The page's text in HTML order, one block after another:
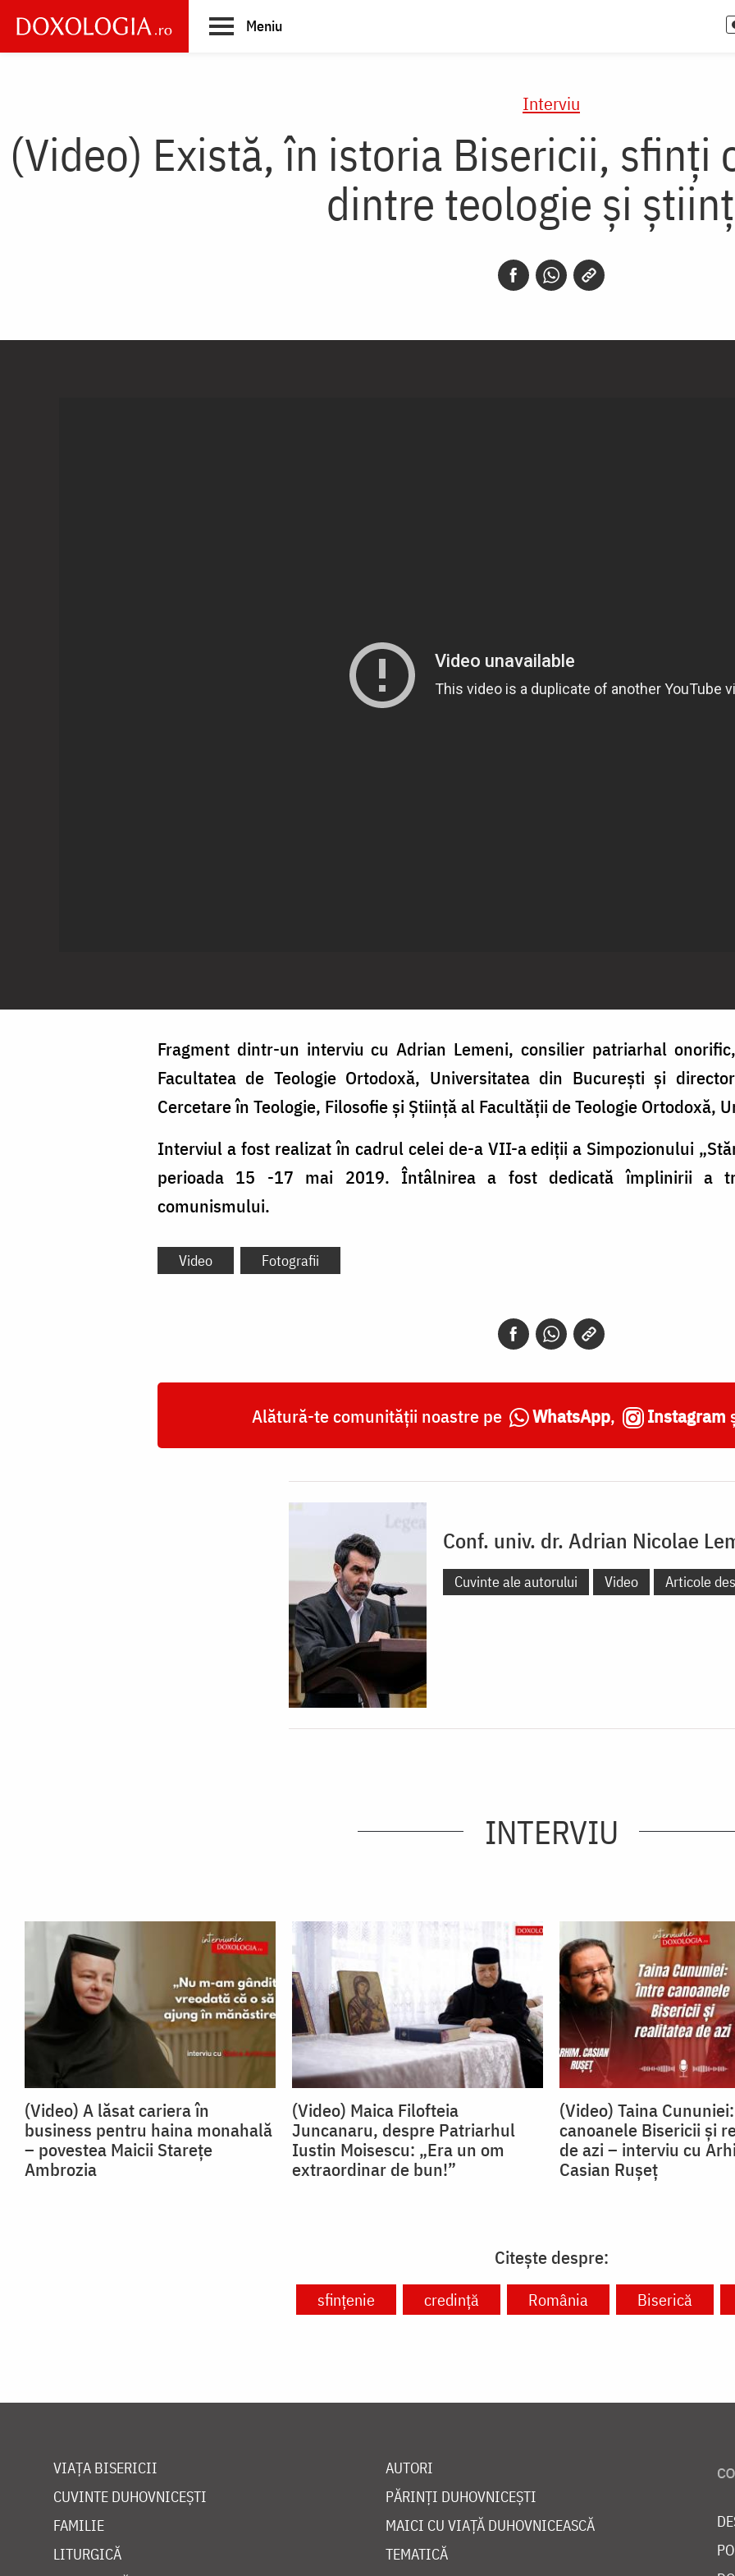
main
Meniu
Interviu
(Video) Există, în istoria Bisericii, sfinți
dintre teologie și
Fragment dintr-un interviu cu Adrian Lemeni, consilier patriarhal
Facultatea de Teologie Ortodoxă, Universitatea din București și
Cercetare în Teologie, Filosofie și Știință al Facultății de Teologie Ortodoxă,
Interviul a fost realizat în cadrul celei de-a VII-a ediții a Simpozionului
perioada 15 -17 mai 2019. Întâlnirea a fost dedicată împlinirii a
comunismului.
Video Fotografii
Alătură-te comunității noastre pe WhatsApp, Instagram
Conf. univ. dr. Adrian Nicolae
Cuvinte ale autorului Video Articole
INTERVIU
(Video) A lăsat cariera în
business pentru haina monahală
– povestea Maicii Starețe
Ambrozia
(Video) Maica Filofteia
Juncanaru, despre Patriarhul
Iustin Moisescu: „Era un om
extraordinar de bun!”
(Video) Taina
canoanele Bisericii și
de azi – interviu cu
Casian Rușeț
Citește despre:
sfințenie credință România Biserică
VIAȚA BISERICII
CUVINTE DUHOVNICEȘTI
FAMILIE
LITURGICĂ
AUTORI
PĂRINȚI DUHOVNICEȘTI
MAICI CU VIAȚĂ DUHOVNICEASCĂ
TEMATICĂ